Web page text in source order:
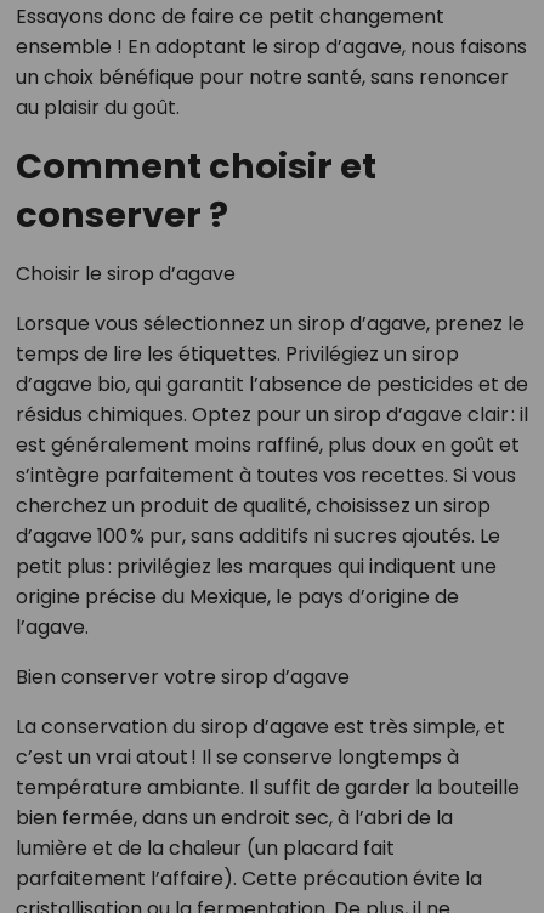
Essayons donc de faire ce petit changement
ensemble ! En adoptant le sirop d’agave, nous faisons
un choix bénéfique pour notre santé, sans renoncer
au plaisir du goût.
Comment choisir et
conserver ?
Choisir le sirop d’agave
Lorsque vous sélectionnez un sirop d’agave, prenez le
temps de lire les étiquettes. Privilégiez un sirop
d’agave bio, qui garantit l’absence de pesticides et de
résidus chimiques. Optez pour un sirop d’agave clair : il
est généralement moins raffiné, plus doux en goût et
s’intègre parfaitement à toutes vos recettes. Si vous
cherchez un produit de qualité, choisissez un sirop
d’agave 100 % pur, sans additifs ni sucres ajoutés. Le
petit plus : privilégiez les marques qui indiquent une
origine précise du Mexique, le pays d’origine de
l’agave.
Bien conserver votre sirop d’agave
La conservation du sirop d’agave est très simple, et
c’est un vrai atout ! Il se conserve longtemps à
température ambiante. Il suffit de garder la bouteille
bien fermée, dans un endroit sec, à l’abri de la
lumière et de la chaleur (un placard fait
parfaitement l’affaire). Cette précaution évite la